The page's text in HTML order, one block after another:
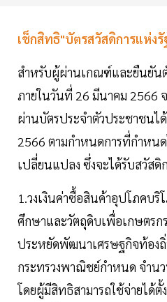
เช็กสิทธิ"บัตรสวัสดิการแห่งรั
สำหรับผู้ผ่านเกณฑ์และยืนยัน
ภายในวันที่ 26 มีนาคม 2566
ผ่านบัตรประจำตัวประชาชนไ
2566 ตามกำหนดการที่กำหนด
เปลี่ยนแปลง ซึ่งจะได้รับสวัสดิ
1.วงเงินค่าซื้อสินค้าอุปโภคบ
ศึกษาและวัตถุดิบเพื่อเกษตรก
ประหยัดพัฒนาเศรษฐกิจท้อง
กระทรวงพาณิชย์กำหนด จำ
โดยผู้มีสิทธิสามารถใช้จ่ายได้ตั้